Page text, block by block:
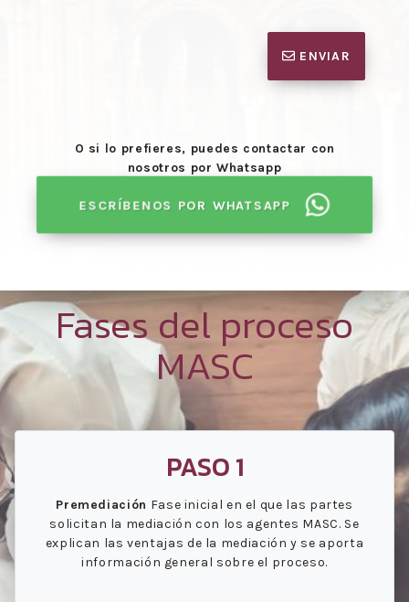
ENVIAR
O si lo prefieres, puedes contactar con
nosotros por Whatsapp
ESCRÍBENOS POR WHATSAPP
Fases del proceso
MASC
PASO 1
Premediación Fase inicial en el que las partes
solicitan la mediación con los agentes MASC. Se
explican las ventajas de la mediación y se aporta
información general sobre el proceso.